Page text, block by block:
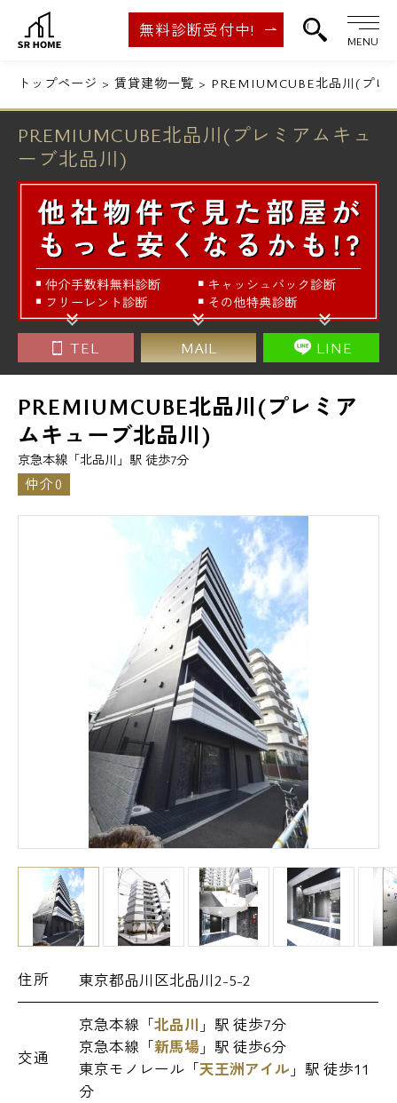
無料診断受付中!
MENU
トップページ 賃貸建物一覧 PREMIUMCUBE北品川(プレ
PREMIUMCUBE北品川(プレミアムキュ
ーブ北品川)
TEL MAIL LINE
PREMIUMCUBE北品川(プレミア
ムキューブ北品川)
京急本線「北品川」駅 徒歩7分
仲介0
住所 東京都品川区北品川2-5-2
交通
京急本線「北品川 」駅 徒歩7分
京急本線「新馬場 」駅 徒歩6分
東京モノレール「天王洲アイル 」駅 徒歩11
分